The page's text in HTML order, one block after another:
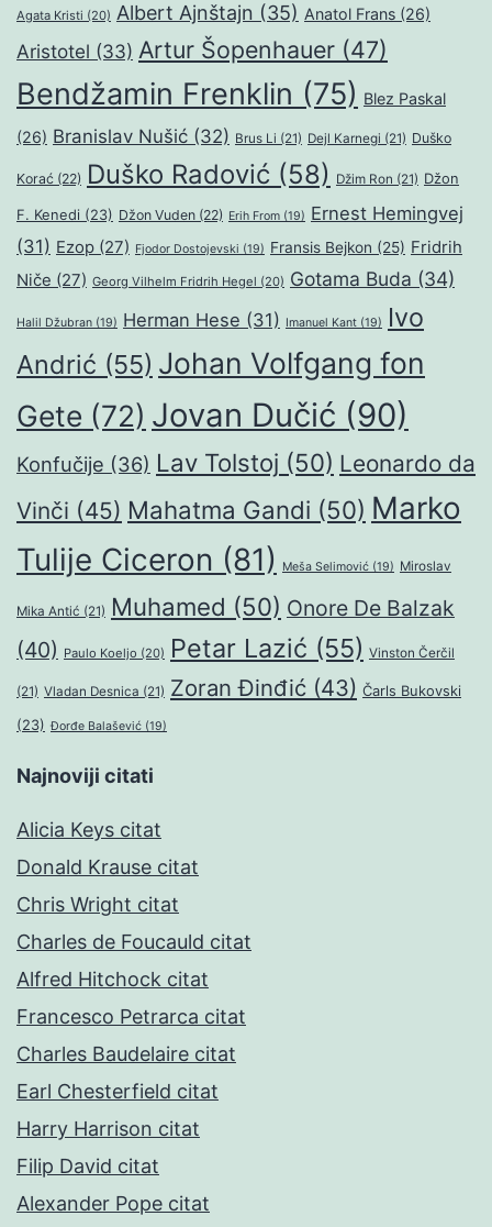
Agata Kristi (20) Albert Ajnštajn (35) Anatol Frans (26)
Aristotel (33) Artur Šopenhauer (47)
Bendžamin Frenklin (75) Blez Paskal
(26) Branislav Nušić (32) Brus Li (21) Dejl Karnegi (21) Duško
Korać (22) Duško Radović (58) Džim Ron (21) Džon
F. Kenedi (23) Džon Vuden (22) Erih From (19) Ernest Hemingvej
(31) Ezop (27) Fjodor Dostojevski (19) Fransis Bejkon (25) Fridrih
Niče (27) Georg Vilhelm Fridrih Hegel (20) Gotama Buda (34)
Halil Džubran (19) Herman Hese (31) Imanuel Kant (19)
Ivo
Andrić (55) Johan Volfgang fon
Gete (72) Jovan Dučić (90)
Konfučije (36) Lav Tolstoj (50) Leonardo da
Vinči (45) Mahatma Gandi (50) Marko
Tulije Ciceron (81) Meša Selimović (19) Miroslav
Mika Antić (21) Muhamed (50) Onore De Balzak
(40) Paulo Koeljo (20) Petar Lazić (55) Vinston Čerčil
(21) Vladan Desnica (21) Zoran Đinđić (43) Čarls Bukovski
(23) Đorđe Balašević (19)
Najnoviji citati
Alicia Keys citat
Donald Krause citat
Chris Wright citat
Charles de Foucauld citat
Alfred Hitchock citat
Francesco Petrarca citat
Charles Baudelaire citat
Earl Chesterfield citat
Harry Harrison citat
Filip David citat
Alexander Pope citat